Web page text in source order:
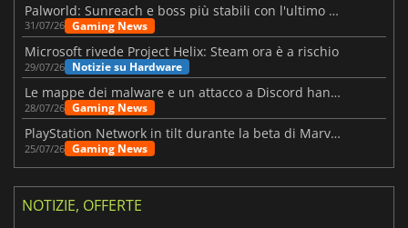
Palworld: Sunreach e boss più stabili con l'ultimo update
31/07/26 Gaming News
Microsoft rivede Project Helix: Steam ora è a rischio
29/07/26 Notizie su Hardware
Le mappe dei malware e un attacco a Discord hanno colpito Meccha Chameleon
28/07/26 Gaming News
PlayStation Network in tilt durante la beta di Marvel Tōkon
25/07/26 Gaming News
NOTIZIE, OFFERTE